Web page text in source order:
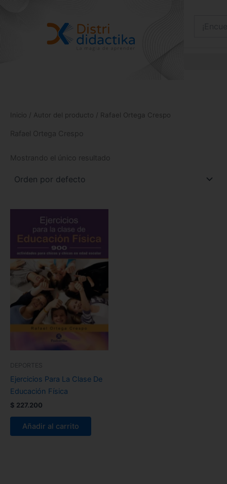
Inicio / Autor del producto / Rafael Ortega Crespo
Rafael Ortega Crespo
Mostrando el único resultado
DEPORTES
Ejercicios Para La Clase De
Educación Física
$ 227.200
Añadir al carrito